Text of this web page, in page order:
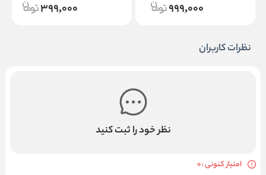
999,000
399,000
نظرات کاربران
نظر خود را ثبت کنید
امتیاز کنونی : 0